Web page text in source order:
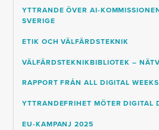
YTTRANDE ÖVER AI-
SVERIGE
ETIK OCH VÄLFÄRDSTEKNIK
VÄLFÄRDSTEKNIKBIBLIOTEK –
RAPPORT FRÅN ALL DIGITAL WEEKS
YTTRANDEFRIHET MÖTER DIGITAL
EU-KAMPANJ 2025